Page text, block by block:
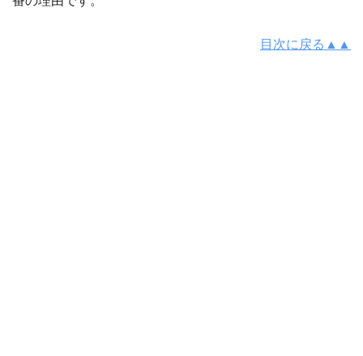
目次に戻る▲▲